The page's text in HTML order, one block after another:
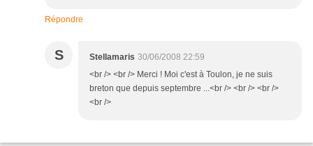
Répondre
S Stellamaris 30/06/2008 22:59
<br /> <br /> Merci ! Moi c'est à Toulon, je ne suis
breton que depuis septembre ...<br /> <br /> <br />
<br />